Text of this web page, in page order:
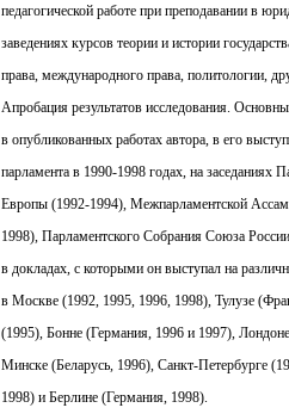
педагогической работе при преподавании в
заведениях курсов теории и истории
права, международного права, политологии,
Апробация результатов исследования.
в опубликованных работах автора, в его
парламента в 1990-1998 годах, на заседаниях
Европы (1992-1994), Межпарламентской
1998), Парламентского Собрания Союза
в докладах, с которыми он выступал на
в Москве (1992, 1995, 1996, 1998), Тулузе
(1995), Бонне (Германия, 1996 и 1997),
Минске (Беларусь, 1996), Санкт-Петербурге
1998) и Берлине (Германия, 1998).